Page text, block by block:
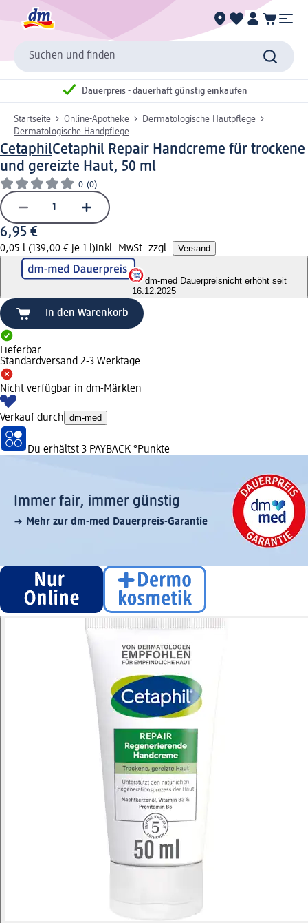
Suchen und finden
Dauerpreis - dauerhaft günstig einkaufen
Startseite Online-Apotheke
Dermatologische Hautpflege
Dermatologische Handpflege
CetaphilCetaphil Repair Handcreme für trockene
und gereizte Haut, 50 ml
0 (0)
6,95 €
0,05 l (139,00 € je 1 l)inkl. MwSt. zzgl. Versand
dm-med Dauerpreisnicht erhöht seit
16.12.2025
In den Warenkorb
Lieferbar
Standardversand 2-3 Werktage
Nicht verfügbar in dm-Märkten
Verkauf durch dm-med
Du erhältst 3 PAYBACK °Punkte
Immer fair,­ immer günstig
Mehr zur dm-med Dauerpreis-Garantie